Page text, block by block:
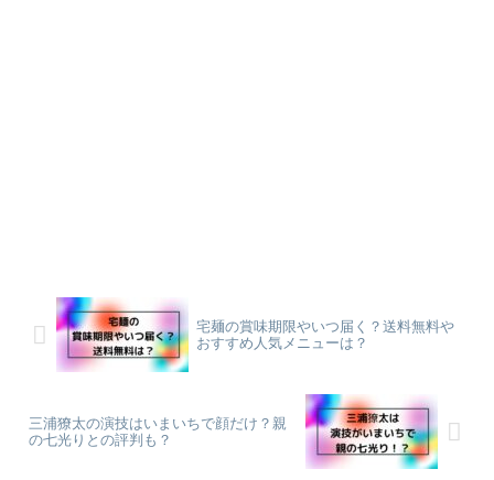
宅麺の賞味期限やいつ届く？送料無料や
おすすめ人気メニューは？
三浦獠太の演技はいまいちで顔だけ？親
の七光りとの評判も？